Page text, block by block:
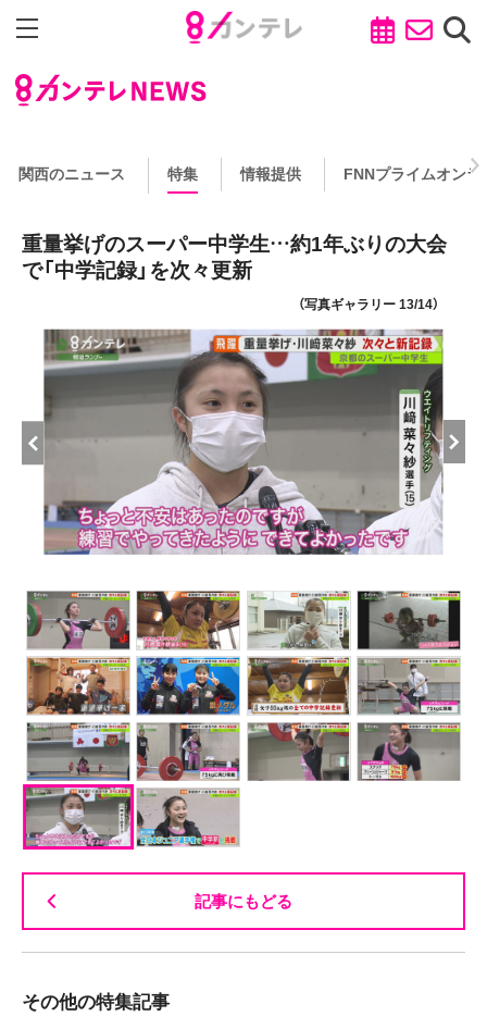
関西のニュース 特集 情報提供 FNNプライムオンラ
重量挙げのスーパー中学生…約1年ぶりの大会
で「中学記録」を次々更新
（写真ギャラリー 13/14）
記事にもどる
その他の特集記事